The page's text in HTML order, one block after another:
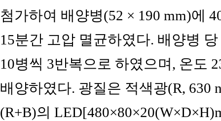
첨가하여 배양병(52 × 190 mm)에
15분간 고압 멸균하였다. 배양병
10병씩 3반복으로 하였으며, 온도
배양하였다. 광질은 적색광(R, 630
(R+B)의